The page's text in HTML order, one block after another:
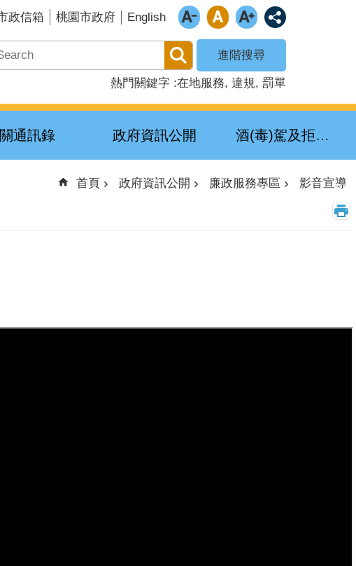
政信箱 桃園市政府 English
進階搜尋
熱門關鍵字 在地服務 違規 罰單
通訊錄 政府資訊公開 酒(毒)駕及拒測累犯公布專區
首頁 政府資訊公開 廉政服務專區 影音宣導